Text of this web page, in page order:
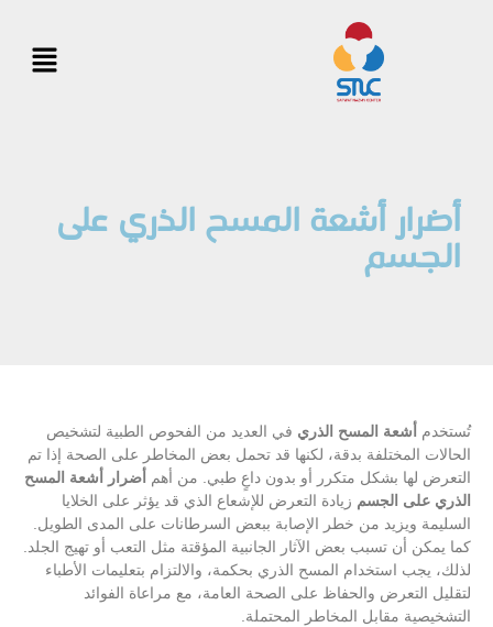
أضرار أشعة المسح الذري على
الجسم
تُستخدم أشعة المسح الذري في العديد من الفحوص الطبية لتشخيص
الحالات المختلفة بدقة، لكنها قد تحمل بعض المخاطر على الصحة إذا تم
التعرض لها بشكل متكرر أو بدون داعٍ طبي. من أهم أضرار أشعة المسح
الذري على الجسم زيادة التعرض للإشعاع الذي قد يؤثر على الخلايا
السليمة ويزيد من خطر الإصابة ببعض السرطانات على المدى الطويل.
كما يمكن أن تسبب بعض الآثار الجانبية المؤقتة مثل التعب أو تهيج الجلد.
لذلك، يجب استخدام المسح الذري بحكمة، والالتزام بتعليمات الأطباء
لتقليل التعرض والحفاظ على الصحة العامة، مع مراعاة الفوائد
التشخيصية مقابل المخاطر المحتملة.